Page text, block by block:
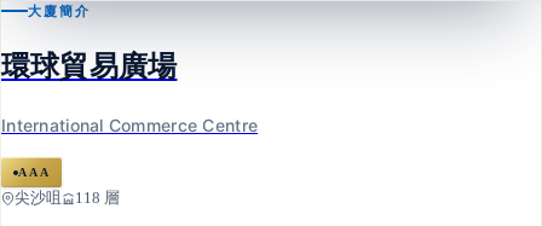
環球貿易廣場
International Commerce Centre
大廈簡介
環球貿易廣場
International Commerce Centre
AAA
尖沙咀 118 層